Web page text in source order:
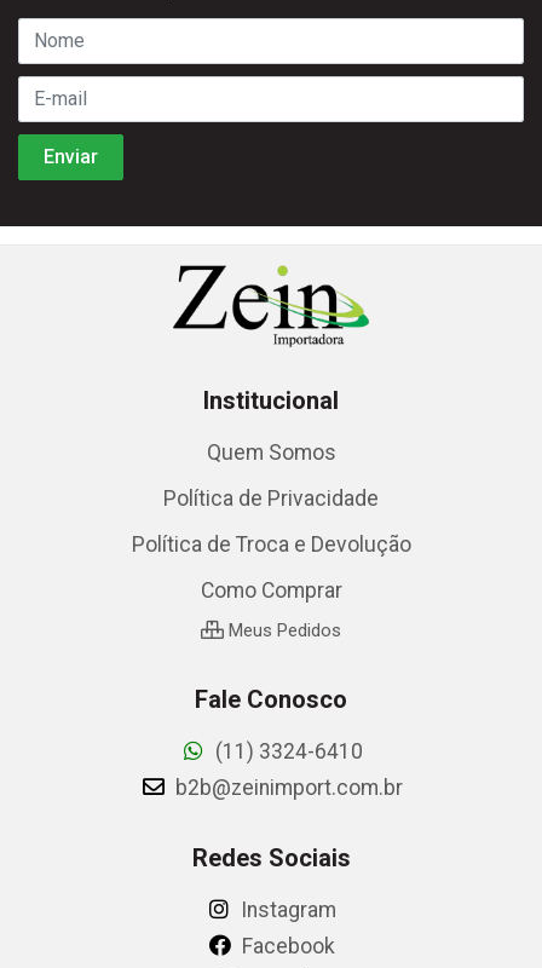
Institucional
Quem Somos
Política de Privacidade
Política de Troca e Devolução
Como Comprar
Meus Pedidos
Fale Conosco
(11) 3324-6410
b2b@zeinimport.com.br
Redes Sociais
Instagram
Facebook